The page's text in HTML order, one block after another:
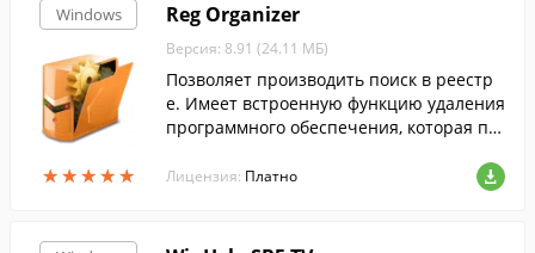
Windows
★★★★★
★★★★★
Reg Organizer
Версия: 8.91 (24.11 МБ)
Позволяет производить поиск в реестр
е. Имеет встроенную функцию удаления
программного обеспечения, которая по
рограмм без остатков....
Лицензия: Платно